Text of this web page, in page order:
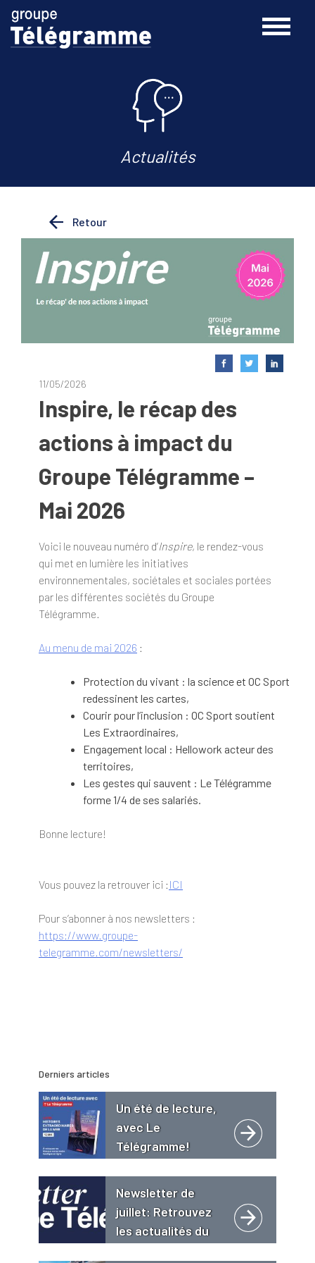
Actualités
Retour
11/05/2026
Inspire, le récap des
actions à impact du
Groupe Télégramme –
Mai 2026
Voici le nouveau numéro d’Inspire, le rendez-vous
qui met en lumière les initiatives
environnementales, sociétales et sociales portées
par les différentes sociétés du Groupe
Télégramme.
Au menu de mai 2026 :
Protection du vivant : la science et OC Sport
redessinent les cartes,
Courir pour l’inclusion : OC Sport soutient
Les Extraordinaires,
Engagement local : Hellowork acteur des
territoires,
Les gestes qui sauvent : Le Télégramme
forme 1/4 de ses salariés.
Bonne lecture!
Vous pouvez la retrouver ici : ICI
Pour s’abonner à nos newsletters :
https://www.groupe-
telegramme.com/newsletters/
Derniers articles
Un été de lecture,
avec Le
Télégramme!
Newsletter de
juillet: Retrouvez
les actualités du